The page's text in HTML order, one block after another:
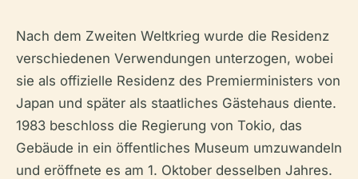
Nach dem Zweiten Weltkrieg wurde die Residenz
verschiedenen Verwendungen unterzogen, wobei
sie als offizielle Residenz des Premierministers von
Japan und später als staatliches Gästehaus diente.
1983 beschloss die Regierung von Tokio, das
Gebäude in ein öffentliches Museum umzuwandeln
und eröffnete es am 1. Oktober desselben Jahres.